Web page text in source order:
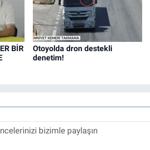
BİR
Otoyolda dron destekli
denetim!